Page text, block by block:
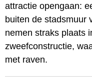
attractie opengaan:
buiten de stadsmuur
nemen straks plaats
zweefconstructie,
met raven.